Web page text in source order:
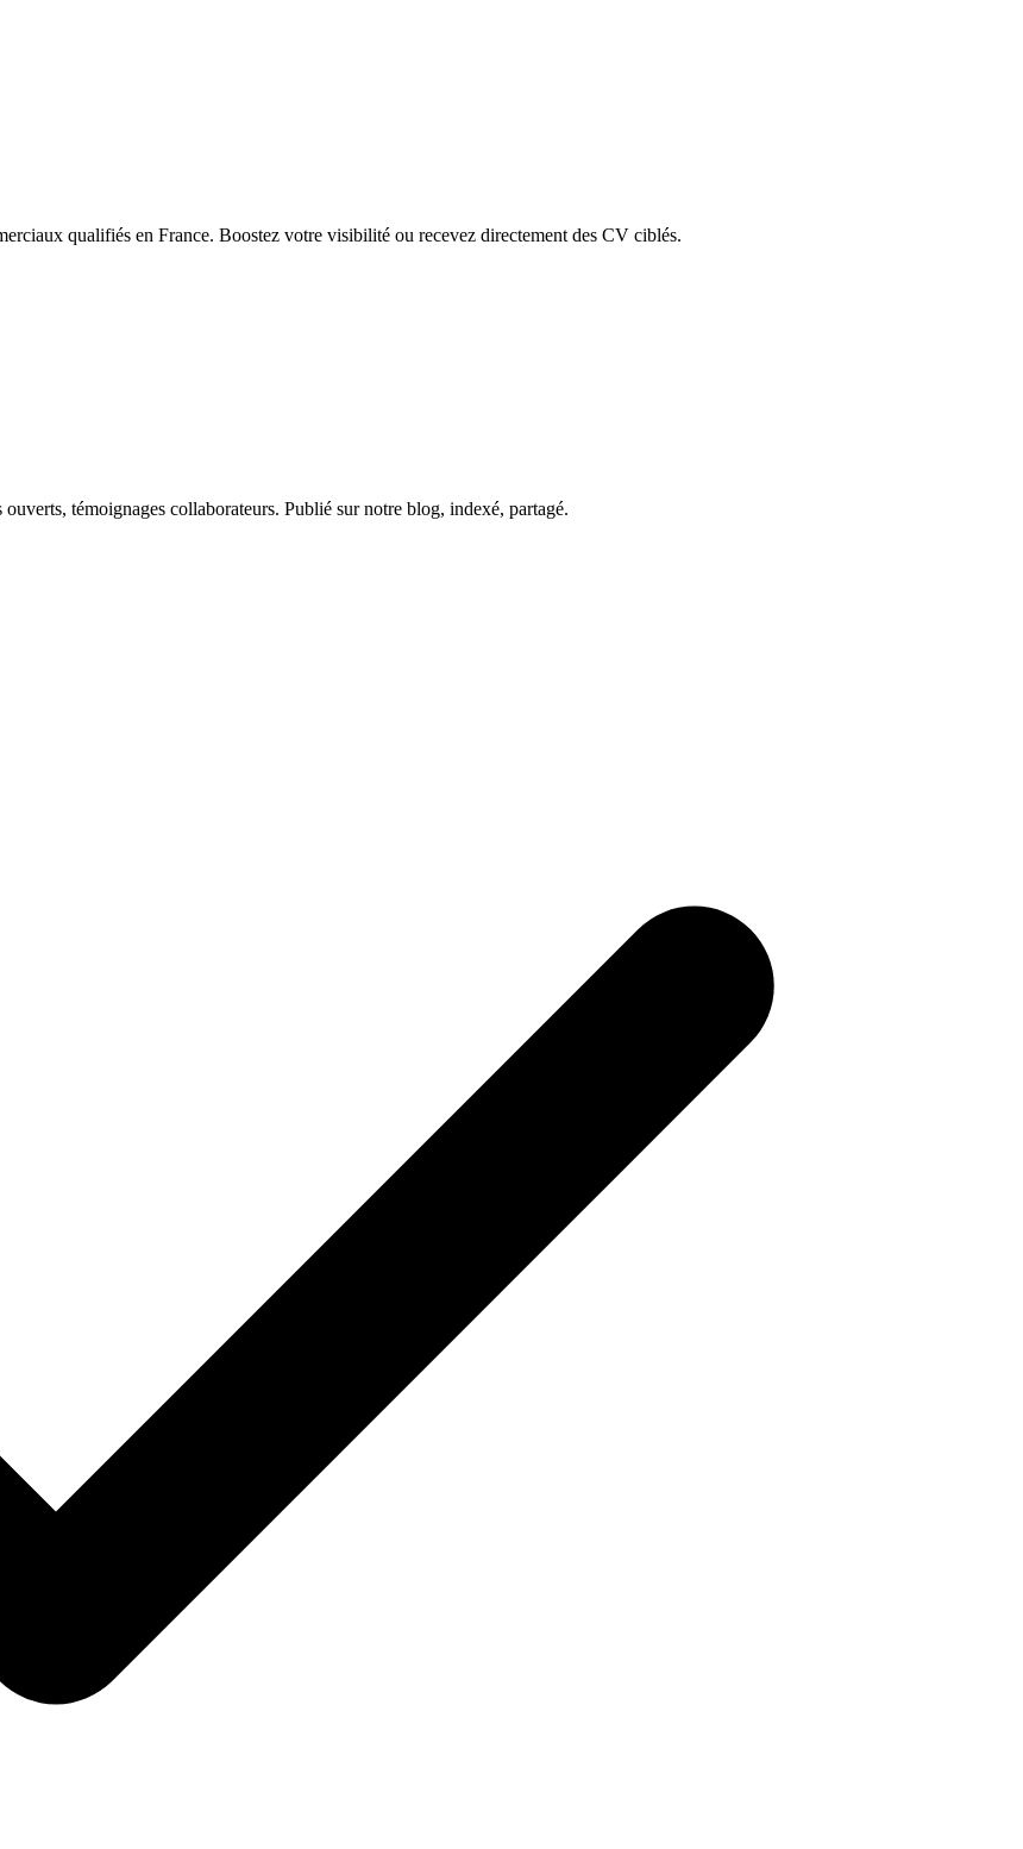
qualifiés en France. Boostez votre visibilité ou recevez directement des CV ciblés.
témoignages collaborateurs. Publié sur notre blog, indexé, partagé.